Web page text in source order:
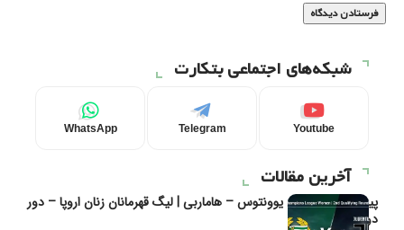
شبکه‌های اجتماعی بتکارت
Youtube
Telegram
WhatsApp
آخرین مقالات
پیش‌بینی و تحلیل یوونتوس – هاماربی | لیگ قهرمانان زنان اروپا – دور
دوم مرحله